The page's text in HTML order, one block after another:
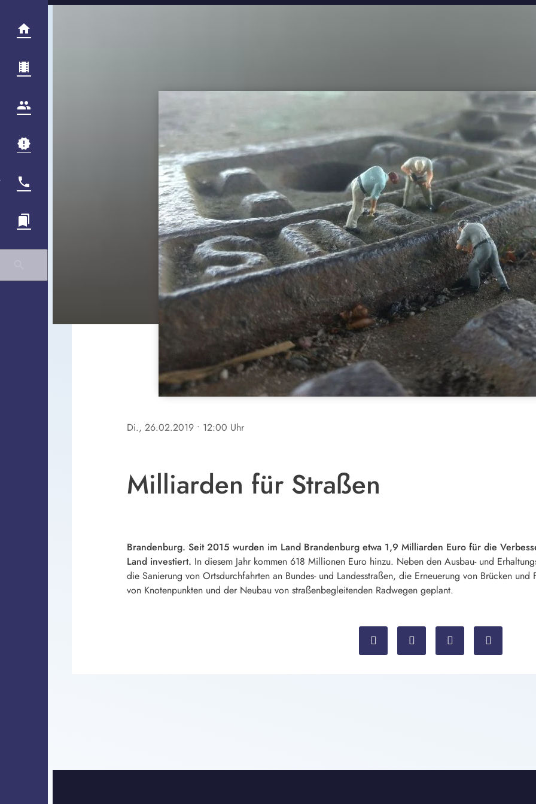
Di., 26.02.2019 • 12:00 Uhr
Milliarden für Straßen
Brandenburg. Seit 2015 wurden im Land Brandenburg etwa 1,9 Milliarden Euro für die
Land investiert. In diesem Jahr kommen 618 Millionen Euro hinzu. Neben den Ausbau- und
die Sanierung von Ortsdurchfahrten an Bundes- und Landesstraßen, die Erneuerung von Brücken und
von Knotenpunkten und der Neubau von straßenbegleitenden Radwegen geplant.